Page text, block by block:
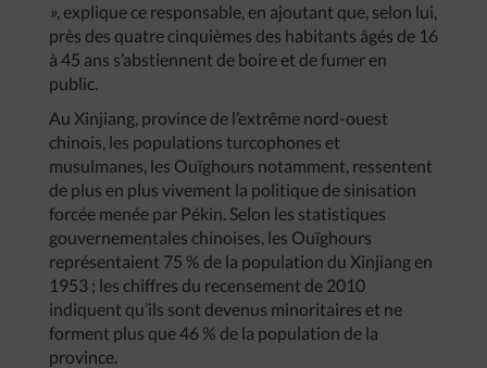
», explique ce responsable, en ajoutant que, selon lui,
près des quatre cinquièmes des habitants âgés de 16
à 45 ans s’abstiennent de boire et de fumer en
public.
Au Xinjiang, province de l’extrême nord-ouest
chinois, les populations turcophones et
musulmanes, les Ouïghours notamment, ressentent
de plus en plus vivement la politique de sinisation
forcée menée par Pékin. Selon les statistiques
gouvernementales chinoises, les Ouïghours
représentaient 75 % de la population du Xinjiang en
1953 ; les chiffres du recensement de 2010
indiquent qu’ils sont devenus minoritaires et ne
forment plus que 46 % de la population de la
province.